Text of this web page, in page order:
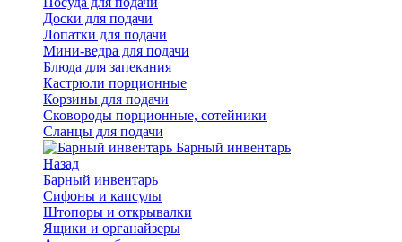
Доски для подачи
Лопатки для подачи
Мини-ведра для подачи
Блюда для запекания
Кастрюли порционные
Корзины для подачи
Сковороды порционные, сотейники
Сланцы для подачи
Барный инвентарь
Назад
Барный инвентарь
Сифоны и капсулы
Штопоры и открывалки
Ящики и органайзеры